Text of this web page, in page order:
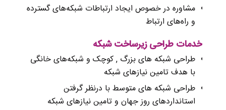
مشاوره در خصوص ایجاد ارتباطات شبکه‌های گسترده
و راه‌های ارتباط
خدمات طراحی زیرساخت شبکه
طراحی شبکه‌ های بزرگ,کوچک و شبکه‌های خانگی
با هدف تامین نیازهای شبکه
طراحی شبکه‌ های متوسط با درنظر گرفتن
استانداردهای روز جهان و تامین نیازهای شبکه